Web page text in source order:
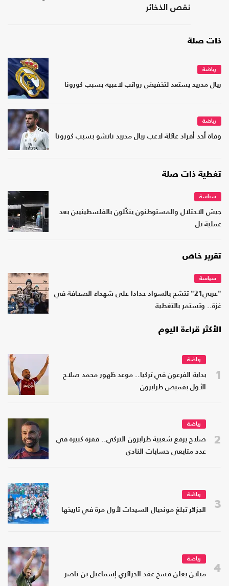
نقص الذخائر
ذات صلة
رياضة
ريال مدريد يستعد لتخفيض رواتب لاعبيه بسبب كورونا
رياضة
وفاة أحد أفراد عائلة لاعب ريال مدريد ناتشو بسبب كورونا
تغطية ذات صلة
سياسة
جيش الاحتلال والمستوطنون ينكّلون بالفلسطينيين بعد
عملية تل
تقرير خاص
سياسة
"عربي21" تتشح بالسواد حدادا على شهداء الصحافة في
غزة.. وتستمر بالتغطية
الأكثر قراءة اليوم
1
رياضة
بداية الفرعون في تركيا.. موعد ظهور محمد صلاح
الأول بقميص طرابزون
2
رياضة
صلاح يرفع شعبية طرابزون التركي.. قفزة كبيرة في
عدد متابعي حسابات النادي
3
رياضة
الجزائر تبلغ مونديال السيدات لأول مرة في تاريخها
4
رياضة
ميلان يعلن فسخ عقد الجزائري إسماعيل بن ناصر